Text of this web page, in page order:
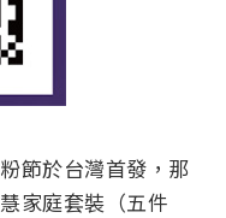
節於台灣首發，那
家庭套裝（五件